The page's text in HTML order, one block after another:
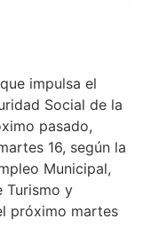
impulsa el
Social de la
pasado,
16, según la
Municipal,
Turismo y
próximo martes